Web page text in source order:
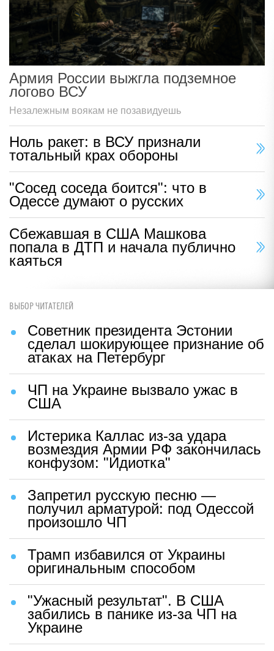
Армия России выжгла подземное
логово ВСУ
Незалежным воякам не позавидуешь
Ноль ракет: в ВСУ признали
тотальный крах обороны
"Сосед соседа боится": что в
Одессе думают о русских
Сбежавшая в США Машкова
попала в ДТП и начала публично
каяться
ВЫБОР ЧИТАТЕЛЕЙ
Советник президента Эстонии
сделал шокирующее признание об
атаках на Петербург
ЧП на Украине вызвало ужас в
США
Истерика Каллас из-за удара
возмездия Армии РФ закончилась
конфузом: "Идиотка"
Запретил русскую песню —
получил арматурой: под Одессой
произошло ЧП
Трамп избавился от Украины
оригинальным способом
"Ужасный результат". В США
забились в панике из-за ЧП на
Украине